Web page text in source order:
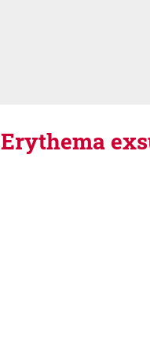
Erythema